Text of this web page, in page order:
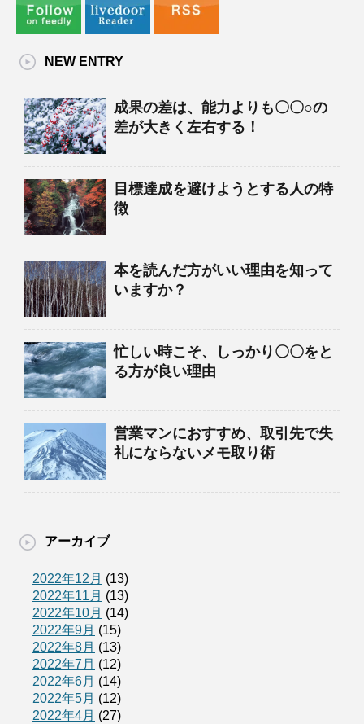
NEW ENTRY
成果の差は、能力よりも〇〇○の
差が大きく左右する！
目標達成を避けようとする人の特
徴
本を読んだ方がいい理由を知って
いますか？
忙しい時こそ、しっかり〇〇をと
る方が良い理由
営業マンにおすすめ、取引先で失
礼にならないメモ取り術
アーカイブ
2022年12月 (13)
2022年11月 (13)
2022年10月 (14)
2022年9月 (15)
2022年8月 (13)
2022年7月 (12)
2022年6月 (14)
2022年5月 (12)
2022年4月 (27)